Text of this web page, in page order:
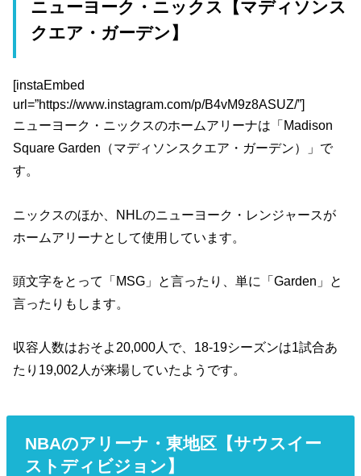
ニューヨーク・ニックス【マディソンス
クエア・ガーデン】
[instaEmbed
url=”https://www.instagram.com/p/B4vM9z8ASUZ/”]
ニューヨーク・ニックスのホームアリーナは「Madison
Square Garden（マディソンスクエア・ガーデン）」で
す。
ニックスのほか、NHLのニューヨーク・レンジャースが
ホームアリーナとして使用しています。
頭文字をとって「MSG」と言ったり、単に「Garden」と
言ったりもします。
収容人数はおそよ20,000人で、18-19シーズンは1試合あ
たり19,002人が来場していたようです。
NBAのアリーナ・東地区【サウスイー
ストディビジョン】